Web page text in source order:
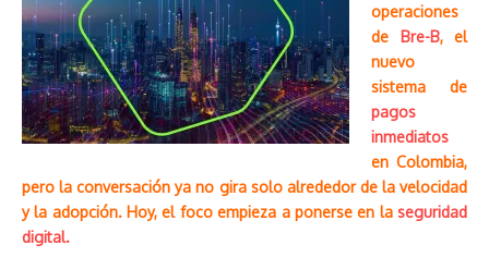
operaciones
de Bre-B, el
nuevo
sistema de
pagos
inmediatos
en Colombia,
pero la conversación ya no gira solo alrededor de la velocidad
y la adopción. Hoy, el foco empieza a ponerse en la seguridad
digital.